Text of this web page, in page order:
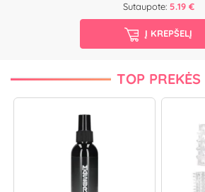
Sutaupote: 5.19 €
Į KREPŠELĮ
TOP PREKĖS